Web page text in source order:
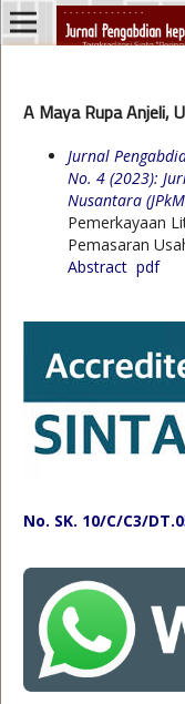
A Maya Rupa Anjeli,
Jurnal
No. 4 (2023):
Nusantara
Pemerkayaan
Pemasaran
Abstract pdf
No. SK. 10/C/C3/